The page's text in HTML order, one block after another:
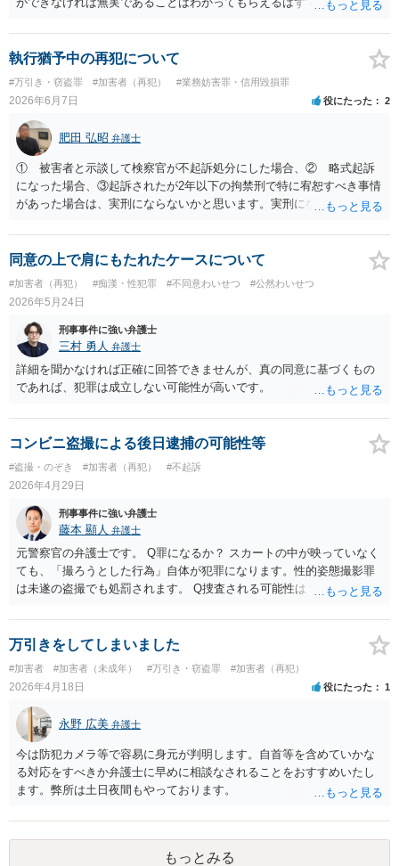
執行猶予中の再犯について
#万引き・窃盗罪 #加害者（再犯） #業務妨害罪・信用毀損罪
2026年6月7日 役にたった 2
肥田 弘昭 弁護士
① 被害者と示談して検察官が不起訴処分にした場合、② 略式起訴
になった場合、③起訴されたが2年以下の拘禁刑で特に宥恕すべき事情
があった場合は、実刑にならないかと思います。実刑になった場合
す。威力業務妨害罪だけであれば、2年以上には私の弁護経験ではなら
ないかと思いますので、3年8カ月の刑期程度かと思います。ご参考に
同意の上で肩にもたれたケースについて
#加害者（再犯） #痴漢・性犯罪 #不同意わいせつ #公然わいせつ
2026年5月24日
刑事事件に強い弁護士
三村 勇人 弁護士
詳細を聞かなければ正確に回答できませんが、真の同意に基づくもの
であれば、犯罪は成立しない可能性が高いです。
コンビニ盗撮による後日逮捕の可能性等
#盗撮・のぞき #加害者（再犯） #不起訴
2026年4月29日
刑事事件に強い弁護士
藤本 顯人 弁護士
元警察官の弁護士です。 Q罪になるか？ スカートの中が映っていなく
ても、「撮ろうとした行為」自体が犯罪になります。性的姿態撮影罪
は未遂の盗撮でも処罰されます。 Q捜査される可能性は？ 女性Bも気
ものの、もし、コンビニがカメラ映像を確認して警察に届け出た場
合、捜査が始まる可能性は十分あります。 マスクをしていても、身
長・体型・服装・歩き方などから身元が特定されることがあります。
また、ポイントカードやクレジットカード、駅でのICカード利用など
から個人情報が分かることもあります。 Qスマホを捨てたことは有
利？ 証拠が減るのは事実ですが、防犯カメラの映像が確認されれば、
盗撮の実行行為が立証できる可能性も高いです。 証拠が少ない＝捜査
されないとは言い切れません。 また、証拠を意図的に隠滅したと判断
されれば、むしろ不利になる可能性もあります。 Q被害者の届け出が
なくても捜査される？ 一応、性的姿態撮影罪は被害者の届け出がなく
ても警察が動ける犯罪です。 ただ、実際には被害者本人からの届出が
なければ警察は捜査には消極的な傾向があります。 友人Aには、ご心
配であれば最寄りの弁護士に相談することをお勧めください。
万引きをしてしまいました
#加害者 #加害者（未成年） #万引き・窃盗罪 #加害者（再犯）
2026年4月18日 役にたった 1
永野 広美 弁護士
今は防犯カメラ等で容易に身元が判明します。自首等を含めていかな
る対応をすべきか弁護士に早めに相談なされることをおすすめいたし
ます。弊所は土日夜間もやっております。
もっとみる